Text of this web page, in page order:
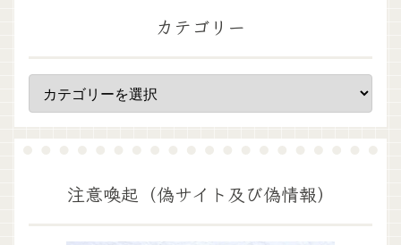
カテゴリー
注意喚起（偽サイト及び偽情報）